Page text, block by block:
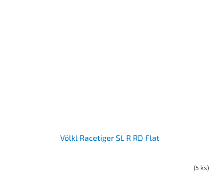
Völkl Racetiger SL R RD Flat
(5 ks)